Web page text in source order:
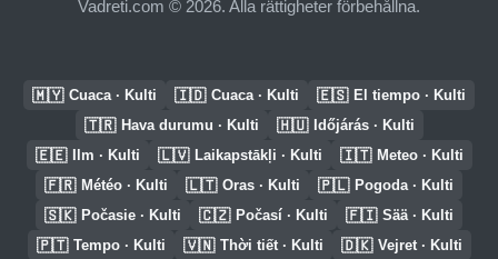
Vadreti.com © 2026. Alla rättigheter förbehållna.
🇲🇾 Cuaca · Kulti 🇮🇩 Cuaca · Kulti 🇪🇸 El tiempo · Kulti
🇹🇷 Hava durumu · Kulti 🇭🇺 Időjárás · Kulti
🇪🇪 Ilm · Kulti 🇱🇻 Laikapstākļi · Kulti 🇮🇹 Meteo · Kulti
🇫🇷 Météo · Kulti 🇱🇹 Oras · Kulti 🇵🇱 Pogoda · Kulti
🇸🇰 Počasie · Kulti 🇨🇿 Počasí · Kulti 🇫🇮 Sää · Kulti
🇵🇹 Tempo · Kulti 🇻🇳 Thời tiết · Kulti 🇩🇰 Vejret · Kulti